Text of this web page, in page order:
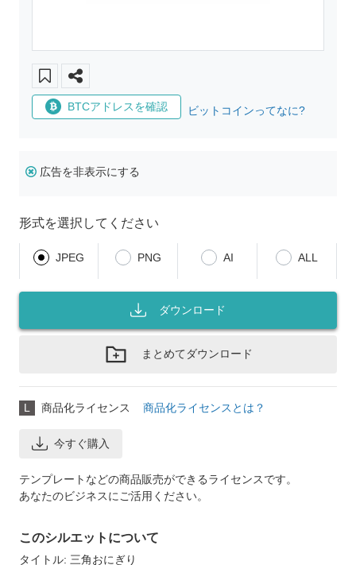
BTCアドレスを確認 ビットコインってなに?
広告を非表示にする
形式を選択してください
JPEG PNG AI ALL
ダウンロード
まとめてダウンロード
L 商品化ライセンス 商品化ライセンスとは？
今すぐ購入
テンプレートなどの商品販売ができるライセンスです。
あなたのビジネスにご活用ください。
このシルエットについて
タイトル: 三角おにぎり